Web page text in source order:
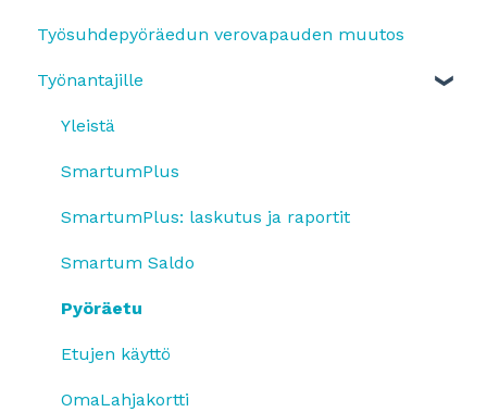
Työsuhdepyöräedun verovapauden muutos
Työnantajille
Yleistä
SmartumPlus
SmartumPlus: laskutus ja raportit
Smartum Saldo
Pyöräetu
Etujen käyttö
OmaLahjakortti